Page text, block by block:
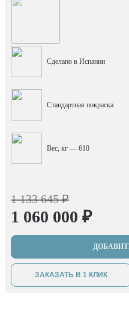
Сделано в Испании
Стандартная покраска
Вес, кг — 610
1 133 645 ₽
1 060 000 ₽
ЗАКАЗАТЬ В 1 КЛИК